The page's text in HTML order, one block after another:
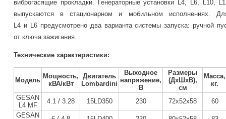
виброгасящие прокладки. Генераторные установки L4,
L6, L10, L
выпускаются в стационарном и мобильном исполнениях.
L4 и L6 предусмотрено два варианта системы запуска: ручной
от ключа зажигания.
Технические характеристики:
Модель
Мощность,
кВА/кВт
Двигатель
Lombardini
Выходное
напряжение,
В
Размеры
(ДхШхВ),
см
Масса,
кг.
GESAN
L4 MF
4.1 / 3.28 15LD350 230 72х52х58
60
GESAN